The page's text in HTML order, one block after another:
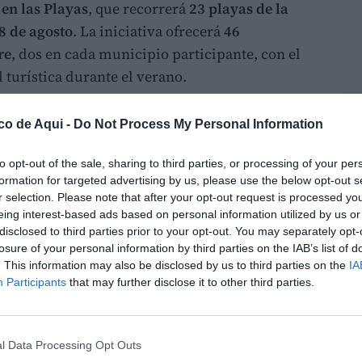
de Aqui - Do Not Process My Personal Information
opt-out of the sale, sharing to third parties, or processing of your
for targeted advertising by us, please use the below opt-out
selection. Please note that after your opt-out request is processed
interest-based ads based on personal information utilized by us
to third parties prior to your opt-out. You may separately
of your personal information by third parties on the IAB’s list of
This information may also be disclosed by us to third parties on the
Participants that may further disclose it to other third parties.
Data Processing Opt Outs
las Playas, que recorrerá 23 playas de la
de agosto. La iniciativa ofrecerá46
, dos en cada municipio participante, con el
durante el verano.
de Turismo que dirige el diputado Pedro
como a la playa interior de
sesiones en Alboraya, Bellreguard, Canet
Perelló, El Puig de Santa Maria, la Pobla de
Massalfassar, Massamagrell, Meliana,
Sueca, Tavernes de la Valldigna y Xeraco.
públicos
de los títulos más destacados de los
,"Jurassic World: El Renacer","Robot
a tu dragón","Wolfgang"